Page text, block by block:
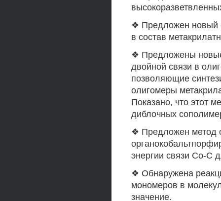
❖ Предложен новый
в состав
❖ Предложены
двойной связи в
позволяющие
олигомеры
Показано, что этот
диблочных
❖ Предложен метод
энергии связи Со-С
❖ Обнаружена
мономеров в
значение.